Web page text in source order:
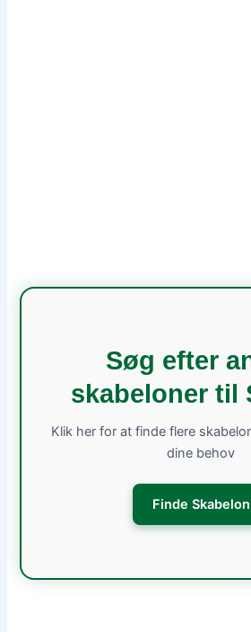
Søg efter
skabeloner til
Klik her for at finde flere
dine behov
Finde Skabelon